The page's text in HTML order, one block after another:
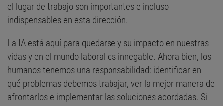
el lugar de trabajo son importantes e incluso
indispensables en esta dirección.
La IA está aquí para quedarse y su impacto en nuestras
vidas y en el mundo laboral es innegable. Ahora bien, los
humanos tenemos una responsabilidad: identificar en
qué problemas debemos trabajar, ver la mejor manera de
afrontarlos e implementar las soluciones acordadas. Si